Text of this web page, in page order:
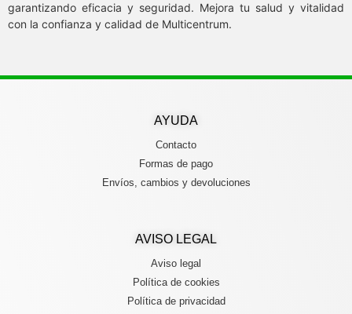
garantizando eficacia y seguridad. Mejora tu salud y vitalidad
con la confianza y calidad de Multicentrum.
AVISO LEGAL
Aviso legal
Política de cookies
Política de privacidad
AYUDA
Contacto
Formas de pago
Envíos, cambios y devoluciones